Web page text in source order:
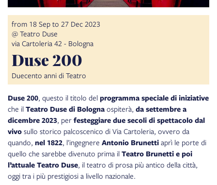
from 18 Sep to 27 Dec 2023
@ Teatro Duse
via Cartoleria 42 - Bologna
Duse 200
Duecento anni di Teatro
Duse 200, questo il titolo del programma speciale di iniziative
che il Teatro Duse di Bologna ospiterà, da settembre a
dicembre 2023, per festeggiare due secoli di spettacolo dal
vivo sullo storico palcoscenico di Via Cartoleria, ovvero da
quando, nel 1822, l’ingegnere Antonio Brunetti aprì le porte di
quello che sarebbe divenuto prima il Teatro Brunetti e poi
l’attuale Teatro Duse, il teatro di prosa più antico della città,
oggi tra i più prestigiosi a livello nazionale.